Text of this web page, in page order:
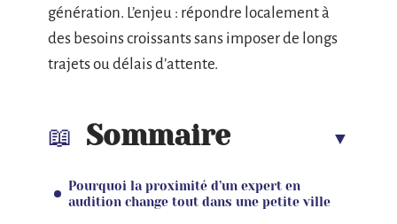
génération. L’enjeu : répondre localement à
des besoins croissants sans imposer de longs
trajets ou délais d’attente.
Sommaire
Pourquoi la proximité d’un expert en
audition change tout dans une petite ville